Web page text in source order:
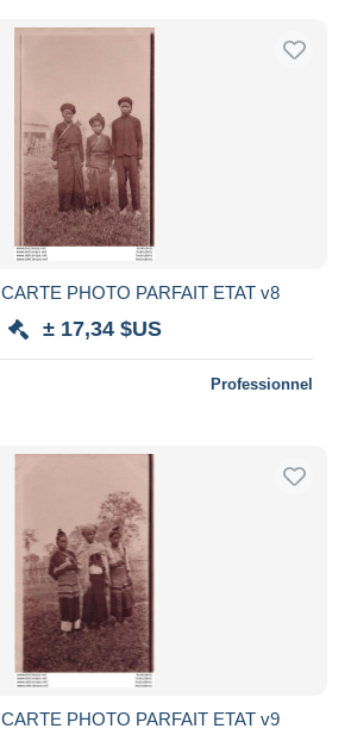
PHOTO PARFAIT ETAT v8
± 17,34 $US
Professionnel
PHOTO PARFAIT ETAT v9